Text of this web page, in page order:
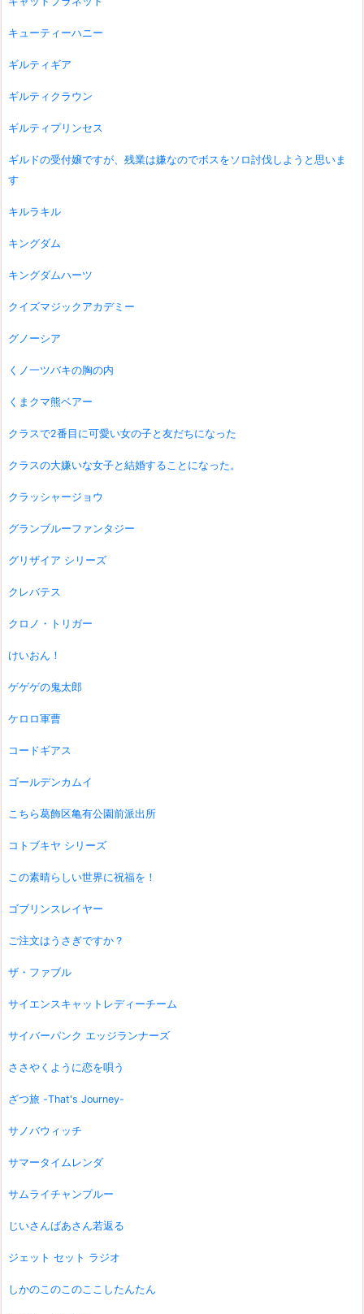
キューティーハニー
ギルティギア
ギルティクラウン
ギルティプリンセス
ギルドの受付嬢ですが、残業は嫌なのでボスをソロ討伐しようと思いま
す
キルラキル
キングダム
キングダムハーツ
クイズマジックアカデミー
グノーシア
くノ一ツバキの胸の内
くまクマ熊ベアー
クラスで2番目に可愛い女の子と友だちになった
クラスの大嫌いな女子と結婚することになった。
クラッシャージョウ
グランブルーファンタジー
グリザイア シリーズ
クレバテス
クロノ・トリガー
けいおん！
ゲゲゲの鬼太郎
ケロロ軍曹
コードギアス
ゴールデンカムイ
こちら葛飾区亀有公園前派出所
コトブキヤ シリーズ
この素晴らしい世界に祝福を！
ゴブリンスレイヤー
ご注文はうさぎですか？
ザ・ファブル
サイエンスキャットレディーチーム
サイバーパンク エッジランナーズ
ささやくように恋を唄う
ざつ旅 -That's Journey-
サノバウィッチ
サマータイムレンダ
サムライチャンプルー
じいさんばあさん若返る
ジェット セット ラジオ
しかのこのこのここしたんたん